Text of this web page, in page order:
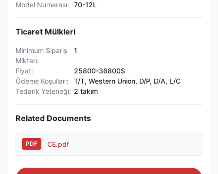
Model Numarası:
70-12L
Ticaret Mülkleri
Minimum Sipariş
Miktarı:
1
Fiyat:
25800-36800$
Ödeme Koşulları:
T/T, Western Union, D/P, D/A, L/C
Tedarik Yeteneği: 2 takım
Related Documents
PDF CE.pdf